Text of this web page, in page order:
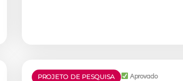
PROJETO DE PESQUISA Aprovado